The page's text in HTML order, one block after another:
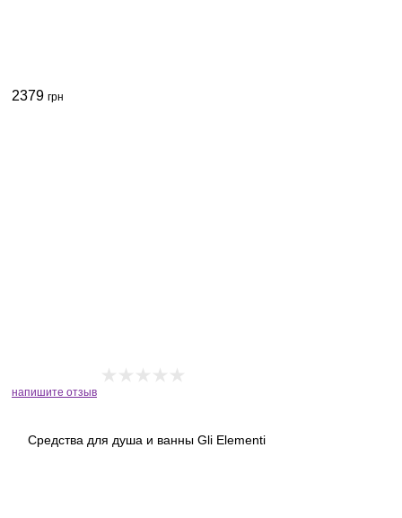
2379 грн
напишите отзыв
Средства для душа и ванны Gli Elementi